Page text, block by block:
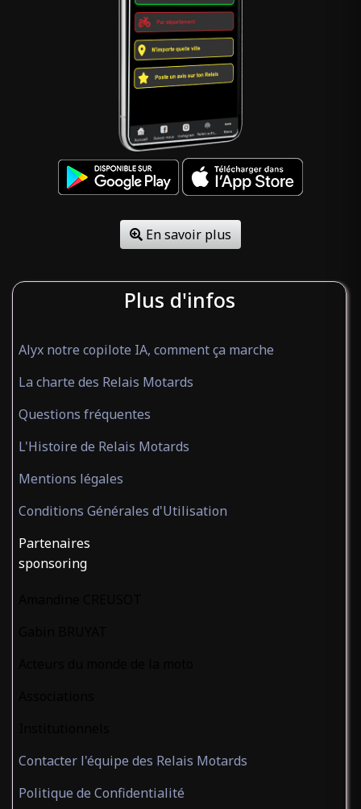
En savoir plus
Plus d'infos
Alyx notre copilote IA, comment ça marche
La charte des Relais Motards
Questions fréquentes
L'Histoire de Relais Motards
Mentions légales
Conditions Générales d'Utilisation
Partenaires
sponsoring
Contacter l'équipe des Relais Motards
Politique de Confidentialité